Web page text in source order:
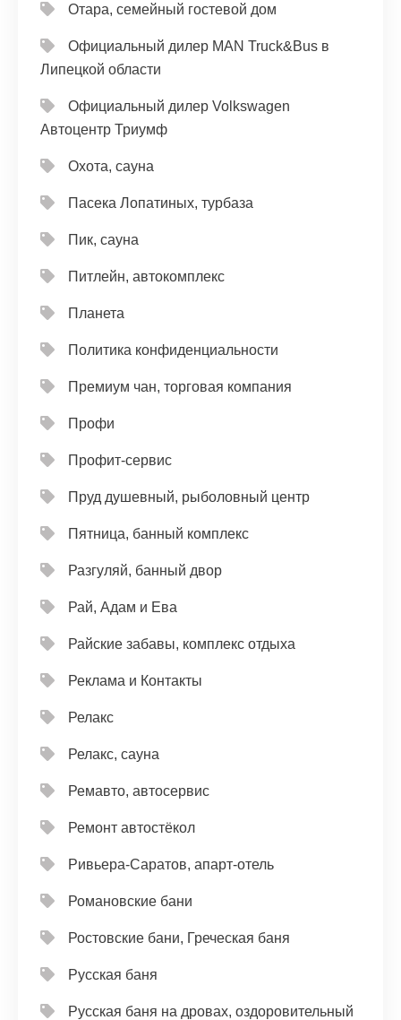
Отара, семейный гостевой дом
Официальный дилер MAN Truck&Bus в
Липецкой области
Официальный дилер Volkswagen
Автоцентр Триумф
Охота, сауна
Пасека Лопатиных, турбаза
Пик, сауна
Питлейн, автокомплекс
Планета
Политика конфиденциальности
Премиум чан, торговая компания
Профи
Профит-сервис
Пруд душевный, рыболовный центр
Пятница, банный комплекс
Разгуляй, банный двор
Рай, Адам и Ева
Райские забавы, комплекс отдыха
Реклама и Контакты
Релакс
Релакс, сауна
Ремавто, автосервис
Ремонт автостёкол
Ривьера-Саратов, апарт-отель
Романовские бани
Ростовские бани, Греческая баня
Русская баня
Русская баня на дровах, оздоровительный